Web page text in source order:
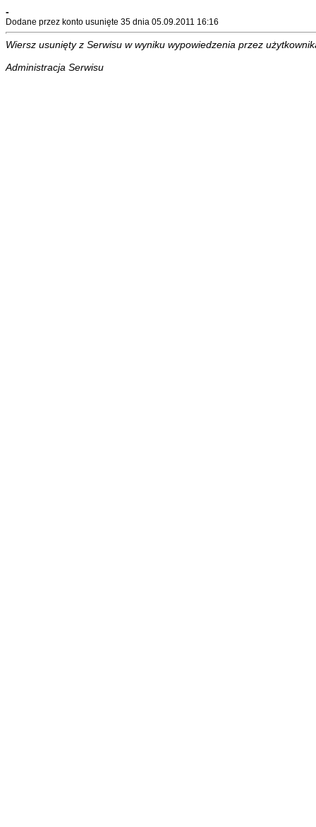
-
Dodane przez konto usunięte 35 dnia 05.09.2011 16:16
Wiersz usunięty z Serwisu w wyniku wypowiedzenia przez
Administracja Serwisu